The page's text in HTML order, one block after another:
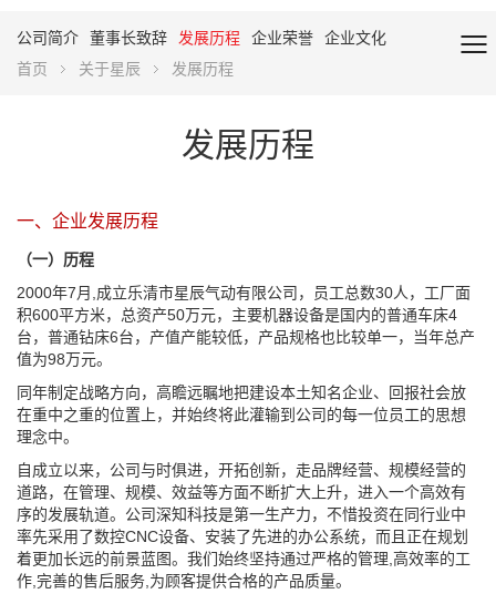
公司简介 董事长致辞 发展历程 企业荣誉
企业文化
首页
关于星辰 发展历程
发展历程
一、企业发展历程
（一）历程
2000年7月,成立乐清市星辰气动有限公司，员工总数30人，工厂面
积600平方米，总资产50万元，主要机器设备是国内的普通车床4
台，普通钻床6台，产值产能较低，产品规格也比较单一，当年总产
值为98万元。
同年制定战略方向，高瞻远瞩地把建设本土知名企业、回报社会放
在重中之重的位置上，并始终将此灌输到公司的每一位员工的思想
理念中。
自成立以来，公司与时俱进，开拓创新，走品牌经营、规模经营的
道路，在管理、规模、效益等方面不断扩大上升，进入一个高效有
序的发展轨道。公司深知科技是第一生产力，不惜投资在同行业中
率先采用了数控CNC设备、安装了先进的办公系统，而且正在规划
着更加长远的前景蓝图。我们始终坚持通过严格的管理,高效率的工
作,完善的售后服务,为顾客提供合格的产品质量。